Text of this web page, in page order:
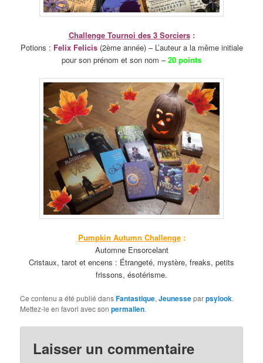
Challenge Tournoi des 3 Sorciers:
Potions : Felix Felicis (2ème année) – L’auteur a la même initiale
pour son prénom et son nom –20 points
Pumpkin Autumn Challenge:
Automne Ensorcelant
Cristaux, tarot et encens : Étrangeté, mystère, freaks, petits
frissons, ésotérisme.
Ce contenu a été publié dansFantastique,Jeunesseparpsylook.
Mettez-le en favori avec sonpermalien.
Laisser un commentaire